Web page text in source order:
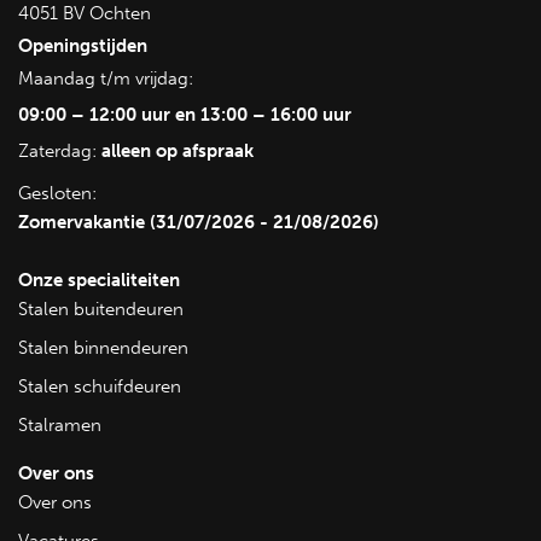
zijn ontworpen voor een gemakkelijke installatie en
kunnen naadloos worden geïntegreerd in zowel
bestaande als nieuwe gevels. Dit zorgt voor een snelle en
probleemloze plaatsing, waardoor u tijd en kosten
Toepassingen
veelzijdig inzetbaar in zowel residentiële als commerciële
projecten. Ze zijn ideaal voor boerderijen, stallen, industriële
panden, en andere gebouwen waar zowel isolatie als
4051 BV Ochten
Openingstijden
Maandag t/m vrijdag:
09:00 – 12:00 uur en 13:00 – 16:00 uur
Zaterdag: alleen op afspraak
Gesloten:
Zomervakantie (31/07/2026 - 21/08/2026)
Onze specialiteiten
Stalen buitendeuren
Stalen binnendeuren
Stalen schuifdeuren
Stalramen
Over ons
Over ons